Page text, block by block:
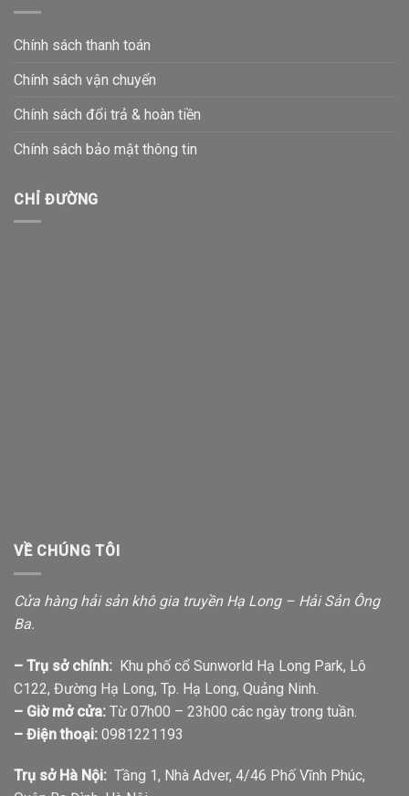
Chính sách thanh toán
Chính sách vận chuyển
Chính sách đổi trả & hoàn tiền
Chính sách bảo mật thông tin
CHỈ ĐƯỜNG
VỀ CHÚNG TÔI
Cửa hàng hải sản khô gia truyền Hạ Long – Hải Sản Ông
Ba.
– Trụ sở chính: Khu phố cổ Sunworld Hạ Long Park, Lô
C122, Đường Hạ Long, Tp. Hạ Long, Quảng Ninh.
– Giờ mở cửa: Từ 07h00 – 23h00 các ngày trong tuần.
– Điện thoại: 0981221193
Trụ sở Hà Nội: Tầng 1, Nhà Adver, 4/46 Phố Vĩnh Phúc,